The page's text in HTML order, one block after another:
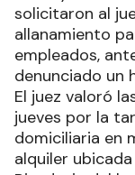
solicitaron al
allanamiento
empleados,
denunciado un
El juez valoró
jueves por la
domiciliaria en
alquiler